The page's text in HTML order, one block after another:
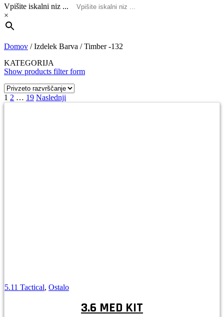
Vpišite iskalni niz ...
×
Domov /Izdelek Barva /Timber -132
KATEGORIJA
Show products filter form
Navigacija
1 2 … 19 Naslednji
5.11 Tactical, Ostalo
3.6 MED KIT